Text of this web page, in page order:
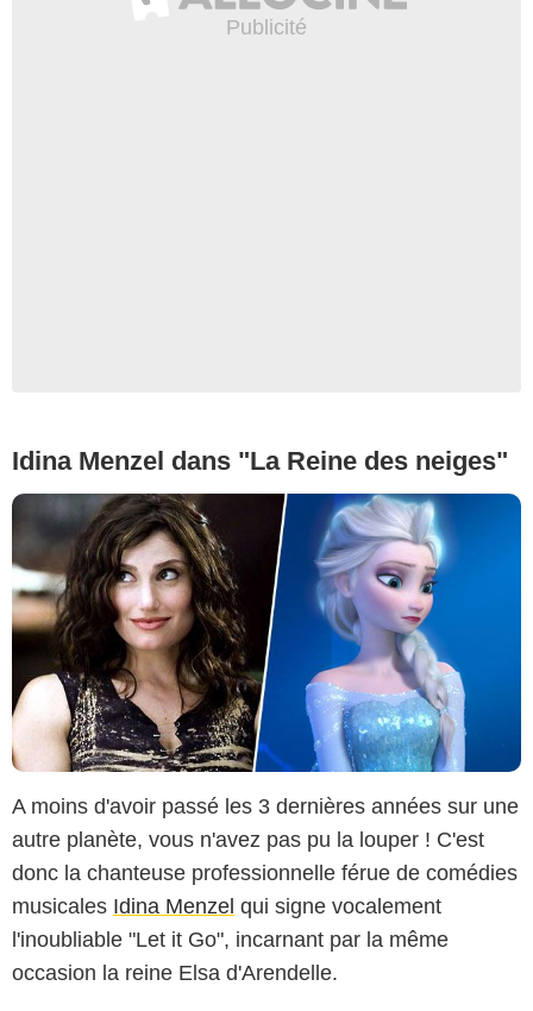
Idina Menzel dans "La Reine des neiges"
A moins d'avoir passé les 3 dernières années sur une
autre planète, vous n'avez pas pu la louper ! C'est
donc la chanteuse professionnelle férue de comédies
musicales Idina Menzel qui signe vocalement
l'inoubliable "Let it Go", incarnant par la même
occasion la reine Elsa d'Arendelle.